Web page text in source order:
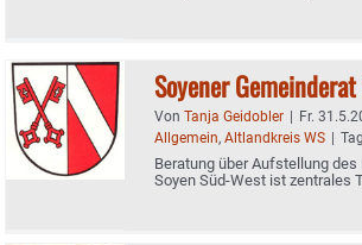
Soyener
Von Tanja Geidobler | Fr.
Allgemein, Altlandkreis WS |
Beratung über Aufstellung
Soyen Süd-West ist zentrales